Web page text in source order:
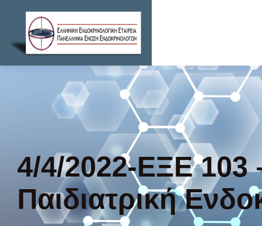
4/4/2022-ΕΞΕ 103
Παιδιατρική